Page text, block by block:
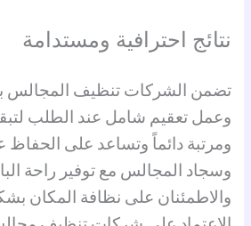
نتائج احترافية ومستدامة
تضمن الشركات تنظيف المجالس
وعمل تعقيم شامل عند الطلب
ومرتبة دائماً وتساعد على الحفاظ
وسجاد المجالس مع توفير راحة
والاطمئنان على نظافة المكان